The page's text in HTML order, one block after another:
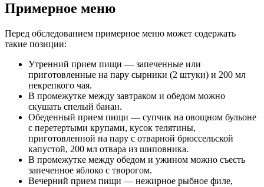
Примерное меню
Перед обследованием примерное меню может содержать
такие позиции:
Утренний прием пищи — запеченные или
приготовленные на пару сырники (2 штуки) и 200 мл
некрепкого чая.
В промежутке между завтраком и обедом можно
скушать спелый банан.
Обеденный прием пищи — супчик на овощном бульоне
с перетертыми крупами, кусок телятины,
приготовленной на пару с отварной брюссельской
капустой, 200 мл отвара из шиповника.
В промежутке между обедом и ужином можно съесть
запеченное яблоко с творогом.
Вечерний прием пищи — нежирное рыбное филе,